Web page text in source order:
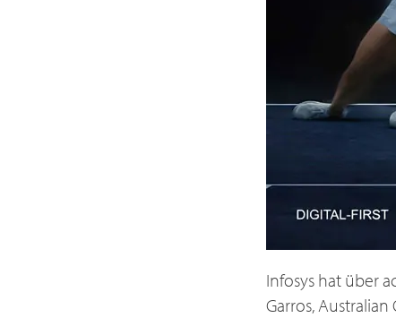
Infosys hat über
Garros,